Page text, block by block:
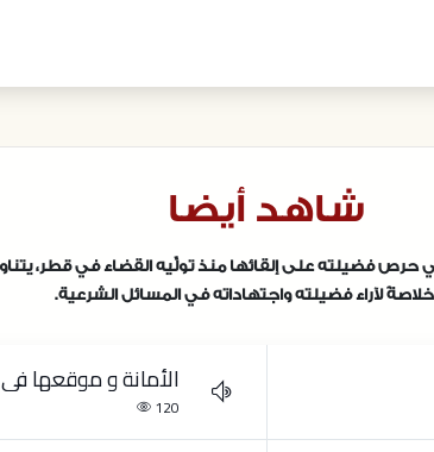
شاهد أيضا
حرص فضيلته على إلقائها منذ تولِّيه القضاء في قطر،
لآراء فضيلته واجتهاداته في المسائل الشرعية.
الأمانة و موقعها في
120